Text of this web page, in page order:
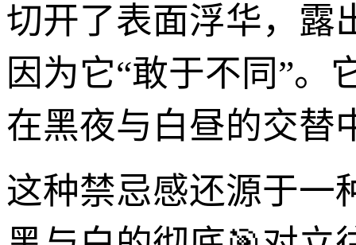
切开了表面浮华，露
因为它“敢于不同”。
在黑夜与白昼的交替
这种禁忌感还源于一